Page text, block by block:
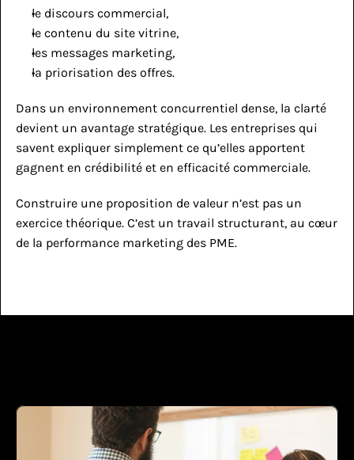
le discours commercial,
le contenu du site vitrine,
les messages marketing,
la priorisation des offres.
Dans un environnement concurrentiel dense, la clarté
devient un avantage stratégique. Les entreprises qui
savent expliquer simplement ce qu’elles apportent
gagnent en crédibilité et en efficacité commerciale.
Construire une proposition de valeur n’est pas un
exercice théorique. C’est un travail structurant, au cœur
de la performance marketing des PME.